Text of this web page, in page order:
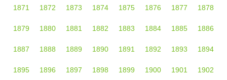
1871 1872 1873 1874 1875 1876 1877 1878
1879 1880 1881 1882 1883 1884 1885 1886
1887 1888 1889 1890 1891 1892 1893 1894
1895 1896 1897 1898 1899 1900 1901 1902